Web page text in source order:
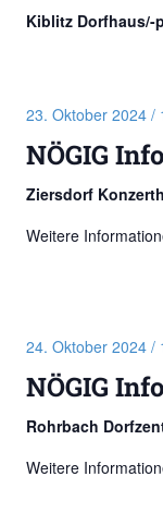
Kiblitz Dorfhaus/-
23. Oktober 2024 /
NÖGIG
Ziersdorf
Weitere
24. Oktober 2024 /
NÖGIG
Rohrbach
Weitere